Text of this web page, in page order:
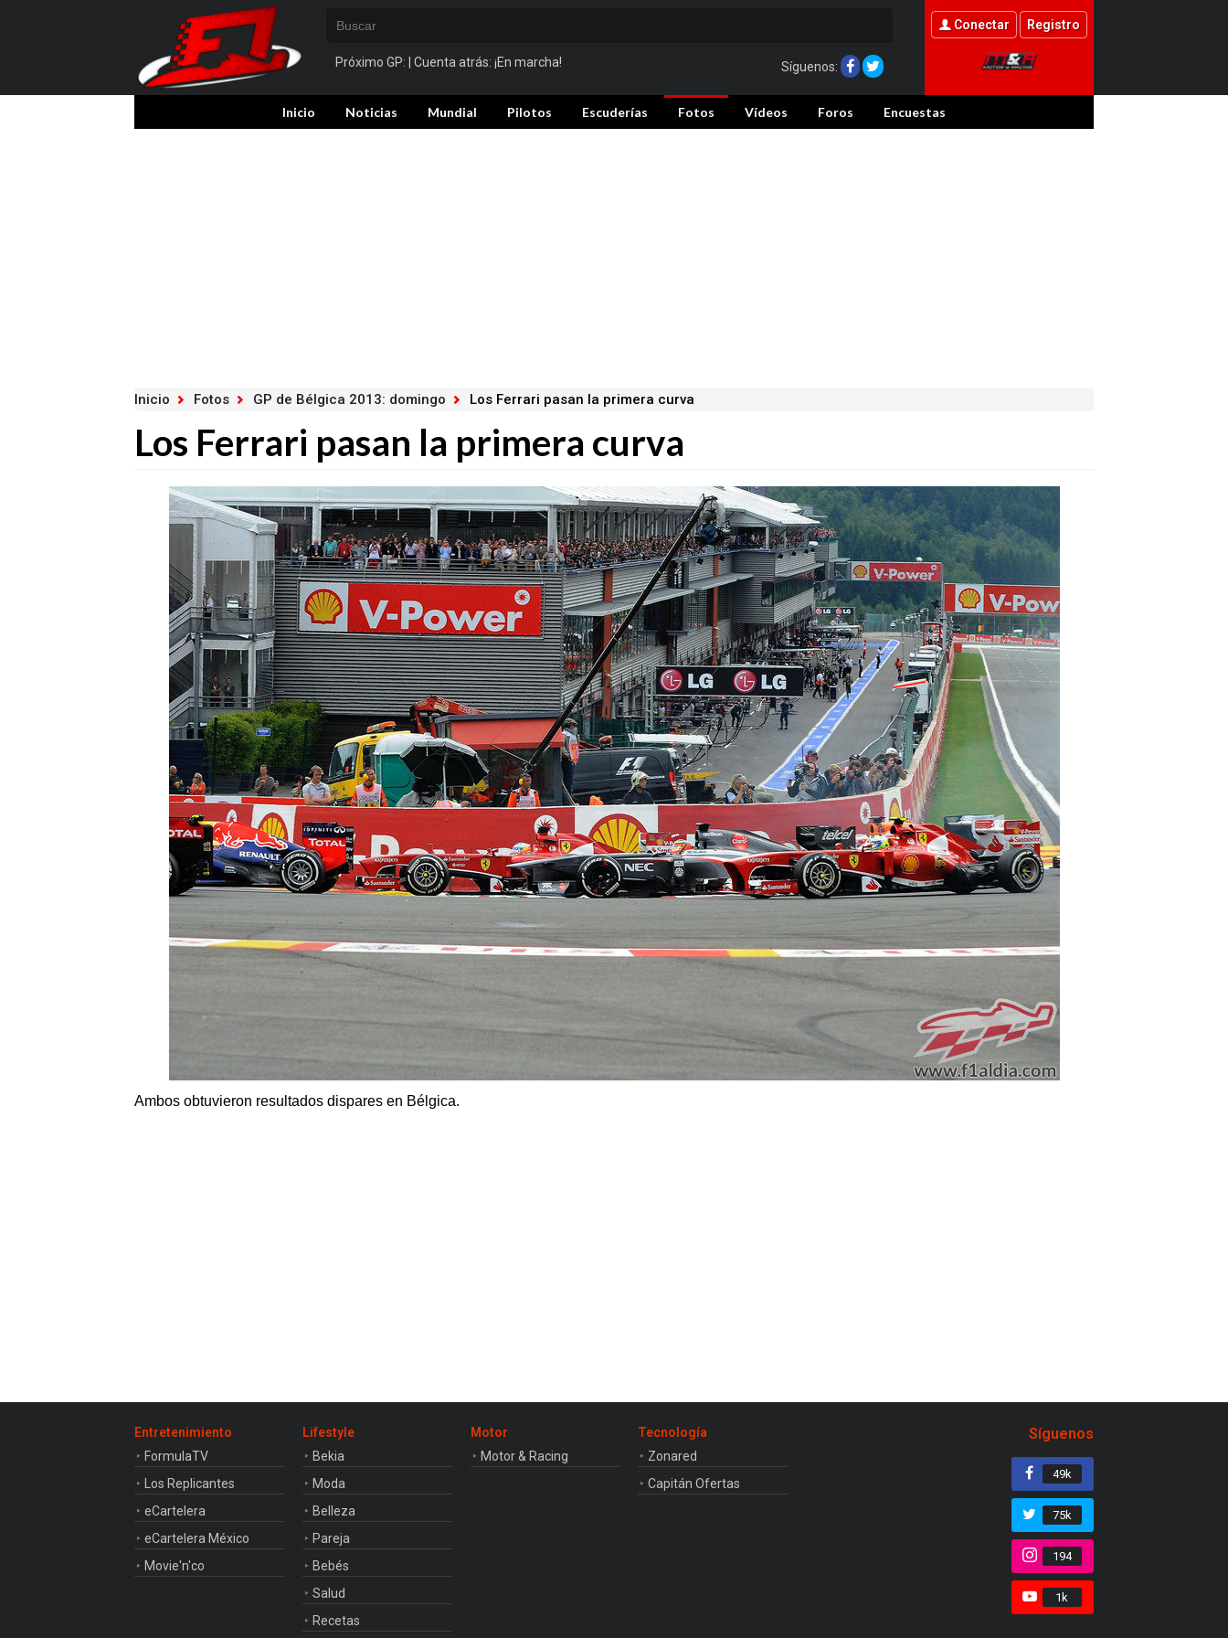
Próximo GP: | Cuenta atrás: ¡En marcha! Síguenos:
Conectar Registro
Inicio Noticias Mundial Pilotos Escuderías Fotos Vídeos Foros Encuestas
Inicio Fotos GP de Bélgica 2013: domingo Los Ferrari pasan la primera curva
Los Ferrari pasan la primera curva
Ambos obtuvieron resultados dispares en Bélgica.
Entretenimiento
FormulaTV
Los Replicantes
eCartelera
eCartelera México
Movie'n'co
Lifestyle
Bekia
Moda
Belleza
Pareja
Bebés
Salud
Recetas
Motor
Motor & Racing
Tecnología
Zonared
Capitán Ofertas
Síguenos
49k
75k
194
1k